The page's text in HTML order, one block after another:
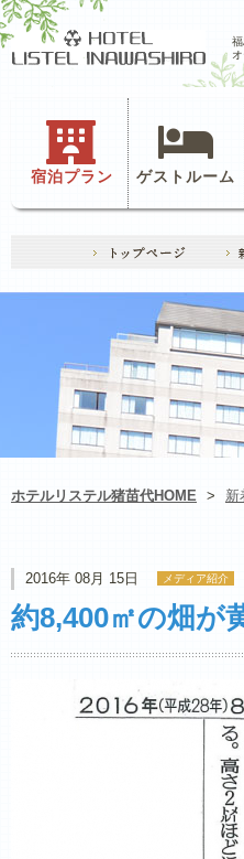
宿泊プラン ゲストルーム
ホテルリステル猪苗代HOME > 新
2016年 08月 15日 メディア紹介
約8,400㎡の畑が